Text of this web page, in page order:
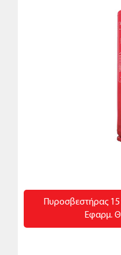
Πυροσβεστήρας
Εφαρμ.